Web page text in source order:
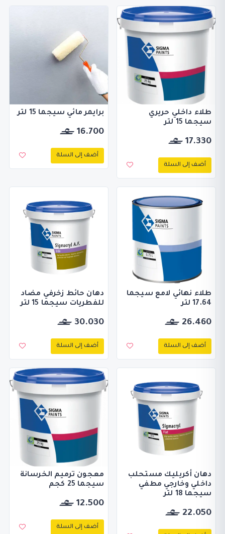
طلاء داخلي حريري
سيجما 15 لتر
17.330
أضف إلى السلة
برايمر مائي سيجما 15 لتر
16.700
أضف إلى السلة
طلاء نهائي لامع سيجما
17.64 لتر
26.460
أضف إلى السلة
دهان حائط زخرفي مضاد
للفطريات سيجما 15 لتر
30.030
أضف إلى السلة
دهان أكريليك مستحلب
داخلي وخارجي مطفي
سيجما 18 لتر
22.050
معجون ترميم الخرسانة
سيجما 25 كجم
12.500
أضف إلى السلة